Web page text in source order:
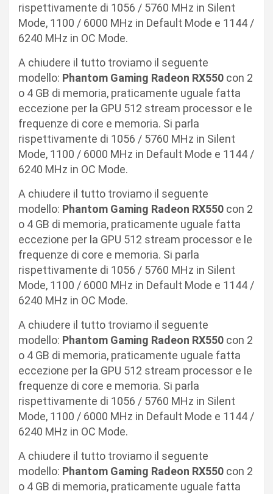
rispettivamente di 1056 / 5760 MHz in Silent
Mode, 1100 / 6000 MHz in Default Mode e 1144 /
6240 MHz in OC Mode.
A chiudere il tutto troviamo il seguente
modello: Phantom Gaming Radeon RX550 con 2
o 4 GB di memoria, praticamente uguale fatta
eccezione per la GPU 512 stream processor e le
frequenze di core e memoria. Si parla
rispettivamente di 1056 / 5760 MHz in Silent
Mode, 1100 / 6000 MHz in Default Mode e 1144 /
6240 MHz in OC Mode.
A chiudere il tutto troviamo il seguente
modello: Phantom Gaming Radeon RX550 con 2
o 4 GB di memoria, praticamente uguale fatta
eccezione per la GPU 512 stream processor e le
frequenze di core e memoria. Si parla
rispettivamente di 1056 / 5760 MHz in Silent
Mode, 1100 / 6000 MHz in Default Mode e 1144 /
6240 MHz in OC Mode.
A chiudere il tutto troviamo il seguente
modello: Phantom Gaming Radeon RX550 con 2
o 4 GB di memoria, praticamente uguale fatta
eccezione per la GPU 512 stream processor e le
frequenze di core e memoria. Si parla
rispettivamente di 1056 / 5760 MHz in Silent
Mode, 1100 / 6000 MHz in Default Mode e 1144 /
6240 MHz in OC Mode.
A chiudere il tutto troviamo il seguente
modello: Phantom Gaming Radeon RX550 con 2
o 4 GB di memoria, praticamente uguale fatta